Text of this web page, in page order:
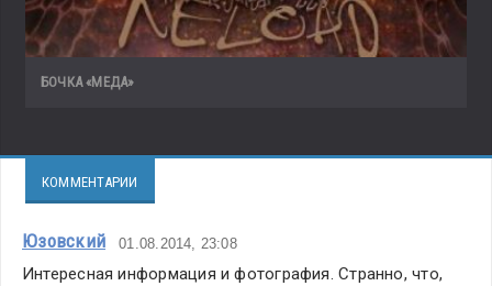
БОЧКА «МЕДА»
КОММЕНТАРИИ
Юзовский 01.08.2014, 23:08
Интересная информация и фотография. Странно, что,